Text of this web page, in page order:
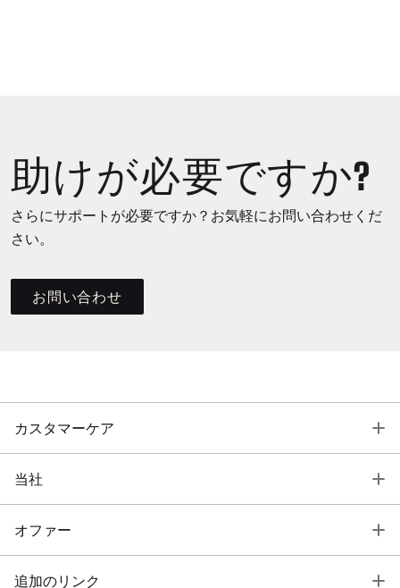
助けが必要ですか?
さらにサポートが必要ですか？お気軽にお問い合わせくだ
さい。
お問い合わせ
カスタマーケア
当社
オファー
追加のリンク